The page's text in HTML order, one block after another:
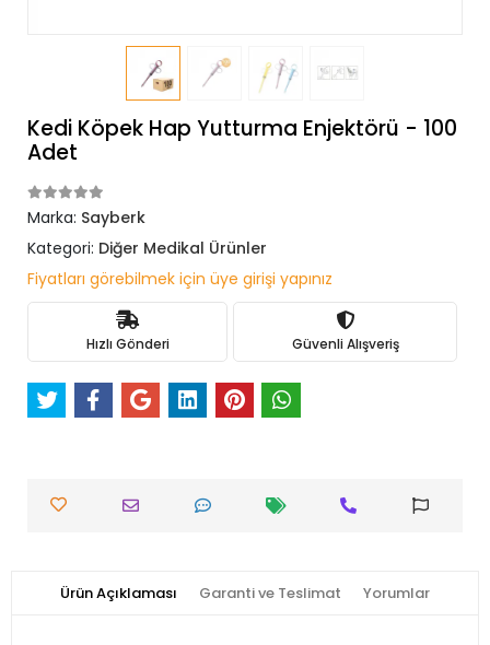
Kedi Köpek Hap Yutturma Enjektörü - 100
Adet
Marka: Sayberk
Kategori: Diğer Medikal Ürünler
Fiyatları görebilmek için üye girişi yapınız
Hızlı Gönderi Güvenli Alışveriş
Ürün Açıklaması Garanti ve Teslimat Yorumlar